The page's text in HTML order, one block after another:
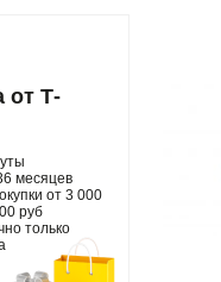
от Т-
месяцев
от 3 000
руб
только